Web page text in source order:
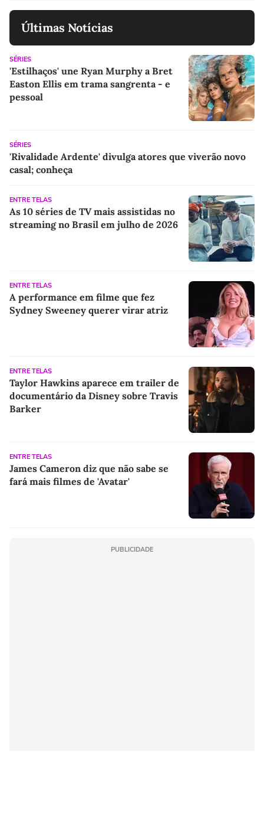
Últimas Notícias
SÉRIES
'Estilhaços' une Ryan Murphy a Bret
Easton Ellis em trama sangrenta - e
pessoal
SÉRIES
'Rivalidade Ardente' divulga atores que viverão novo
casal; conheça
ENTRE TELAS
As 10 séries de TV mais assistidas no
streaming no Brasil em julho de 2026
ENTRE TELAS
A performance em filme que fez
Sydney Sweeney querer virar atriz
ENTRE TELAS
Taylor Hawkins aparece em trailer de
documentário da Disney sobre Travis
Barker
ENTRE TELAS
James Cameron diz que não sabe se
fará mais filmes de 'Avatar'
PUBLICIDADE